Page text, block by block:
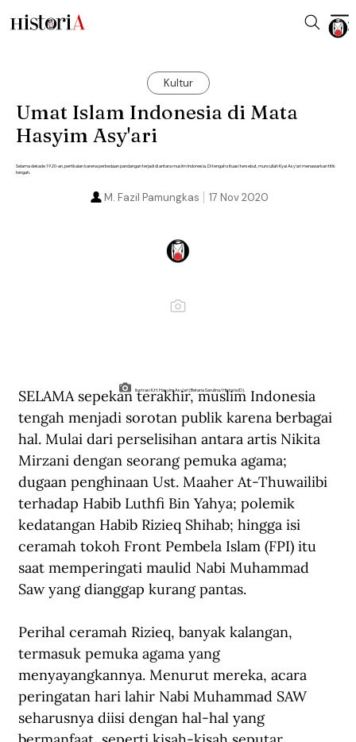
Kultur
Umat Islam Indonesia di Mata
Hasyim Asy'ari
Selama dekade 1920-an, pertikaian karena perbedaan pandangan terjadi di antara muslim Indonesia. Di tengah situasi tersebut, muncullah Kyai Asy'ari menawarkan titik
tengah.
17 Nov 2020
M. Fazil Pamungkas
Ilustrasi K.H. Hasyim Asy'ari (Betaria Sarulina/Historia.ID).
SELAMA sepekan terakhir, muslim Indonesia
tengah menjadi sorotan publik karena berbagai
hal. Mulai dari perselisihan antara artis Nikita
Mirzani dengan seorang pemuka agama;
dugaan penghinaan Ust. Maaher At-Thuwailibi
terhadap Habib Luthfi Bin Yahya; polemik
kedatangan Habib Rizieq Shihab; hingga isi
ceramah tokoh Front Pembela Islam (FPI) itu
saat memperingati maulid Nabi Muhammad
Saw yang dianggap kurang pantas.
Perihal ceramah Rizieq, banyak kalangan,
termasuk pemuka agama yang
menyayangkannya. Menurut mereka, acara
peringatan hari lahir Nabi Muhammad SAW
seharusnya diisi dengan hal-hal yang